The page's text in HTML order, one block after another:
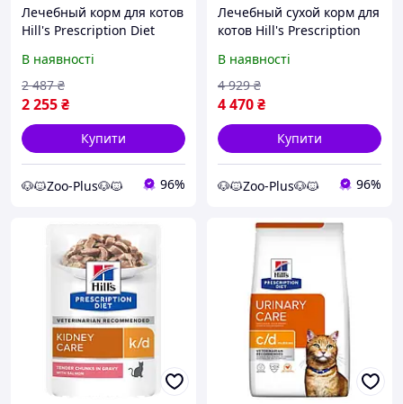
Лечебный корм для котов
Hill's Prescription Diet
Loss & Maintenance
Chicken 3 кг Акция
В наявності
2 255₴
2 487 ₴
Купити
🐶🐱Zoo-Plus🐶🐱 96%
Лечебный сухой корм для
котов Hill's Prescription
c/d Multicare Chicken 8 кг
Акция
В наявності
4 470₴
4 929 ₴
Купити
🐶🐱Zoo-Plus🐶🐱 96%